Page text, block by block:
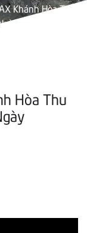
Khánh Hòa Thu
Hòa Thu